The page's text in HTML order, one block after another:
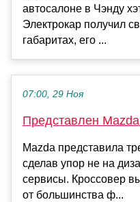
автосалоне в Чэнду
Электрокар получил
габаритах, его ...
07:00, 29 Ноя
Представлен
Mazda представила
сделав упор не на
сервисы. Кроссовер
от большинства ф...